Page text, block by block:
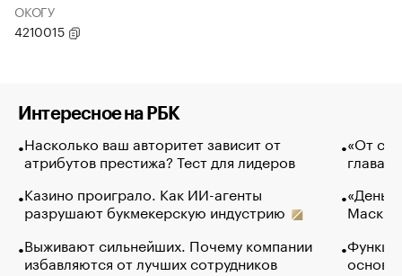
ОКОГУ
4210015
Интересное на РБК
Насколько ваш авторитет зависит от
атрибутов престижа? Тест для лидеров
Казино проиграло. Как ИИ-агенты
разрушают букмекерскую индустрию
Выживают сильнейших. Почему компании
избавляются от лучших сотрудников
«От
глава
Маск в
основ